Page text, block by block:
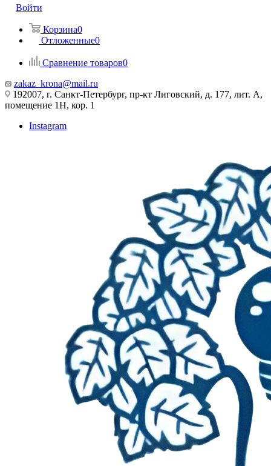
Войти
Корзина0
Отложенные0
Сравнение товаров0
zakaz_krona@mail.ru
192007, г. Санкт-Петербург, пр-кт Лиговский, д. 177, лит. А,
помещение 1Н, кор. 1
Instagram